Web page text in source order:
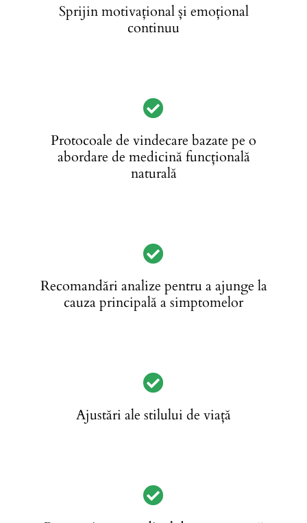
Sprijin motivațional și emoțional
continuu
Protocoale de vindecare bazate pe o
abordare de medicină funcțională
naturală
Recomandări analize pentru a ajunge la
cauza principală a simptomelor
Ajustări ale stilului de viață